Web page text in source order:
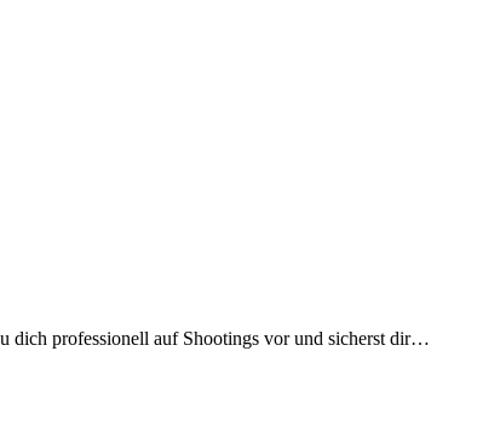
dich professionell auf Shootings vor und sicherst dir…